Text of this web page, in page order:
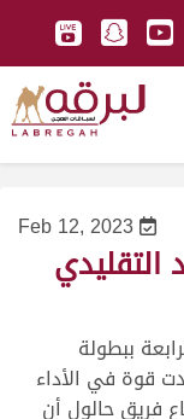
Feb 12, 2023
التقليدي
ببطولة
والتي شهدت قوة في الأداء
فريق حالول أن